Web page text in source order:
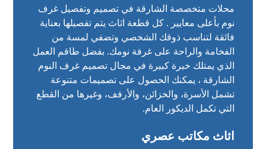
محلات متخصصة الشارقة في تصميم وتفصيل غرف
نوم بأعلى معايير . كل قطعة اثاث يتم تفصيلها بعناية
فائقة لتناسب ذوقك الشخصي وتضفي لمسة من
الفخامة والراحة على غرفة نومك. بفضل طاقم العمل
الذي يمتلك خبرة كبيرة في مجال تصميم غرف النوم
الشارقة ، يمكنك الحصول على تصميمات متنوعة
تشمل الأسرة، والخزائن، والأرفف، وغيرها من القطع
التي تكمل الديكور العام.
اثاث مكاتب عصري